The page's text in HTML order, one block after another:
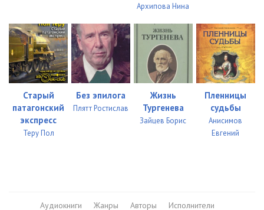
Архипова Нина
Старый
патагонский
экспресс
Теру Пол
Без эпилога
Плятт Ростислав
Жизнь
Тургенева
Зайцев Борис
Пленницы
судьбы
Анисимов
Евгений
Аудиокниги Жанры Авторы Исполнители